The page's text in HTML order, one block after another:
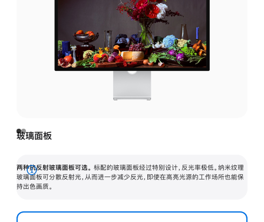
玻璃面板
两种抗反射玻璃面板可选。 标配的玻璃面板经过特别设计，反光率极低。纳米纹理
玻璃面板可分散反射光，从而进一步减少反光，即使在高亮光源的工作场所也能保
持出色画质。
展
开